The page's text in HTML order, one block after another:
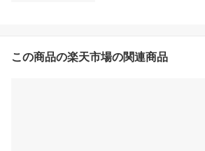
この商品の楽天市場の関連商品